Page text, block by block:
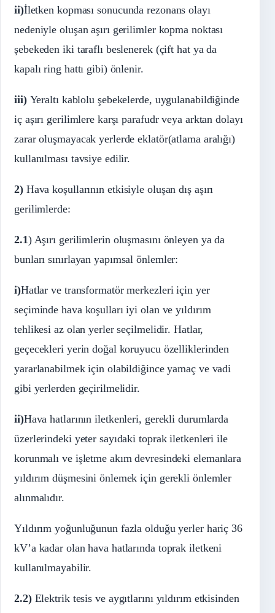
ii)İletken kopması sonucunda rezonans olayı
nedeniyle oluşan aşırı gerilimler kopma noktası
şebekeden iki taraflı beslenerek (çift hat ya da
kapalı ring hattı gibi) önlenir.
iii)Yeraltı kablolu şebekelerde, uygulanabildiğinde
iç aşırı gerilimlere karşı parafudr veya arktan dolayı
zarar oluşmayacak yerlerde eklatör(atlama aralığı)
kullanılması tavsiye edilir.
2)Hava koşullarının etkisiyle oluşan dış aşırı
gerilimlerde:
2.1) Aşırı gerilimlerin oluşmasını önleyen ya da
bunları sınırlayan yapımsal önlemler:
i)Hatlar ve transformatör merkezleri için yer
seçiminde hava koşulları iyi olan ve yıldırım
tehlikesi az olan yerler seçilmelidir. Hatlar,
geçecekleri yerin doğal koruyucu özelliklerinden
yararlanabilmek için olabildiğince yamaç ve vadi
gibi yerlerden geçirilmelidir.
ii)Hava hatlarının iletkenleri, gerekli durumlarda
üzerlerindeki yeter sayıdaki toprak iletkenleri ile
korunmalı ve işletme akım devresindeki elemanlara
yıldırım düşmesini önlemek için gerekli önlemler
alınmalıdır.
Yıldırım yoğunluğunun fazla olduğu yerler hariç 36
kV’a kadar olan hava hatlarında toprak iletkeni
kullanılmayabilir.
2.2)Elektrik tesis ve aygıtlarını yıldırım etkisinden